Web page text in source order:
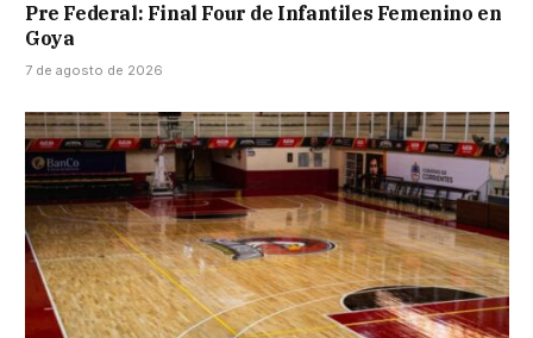
Pre Federal: Final Four de Infantiles Femenino en
Goya
7 de agosto de 2026